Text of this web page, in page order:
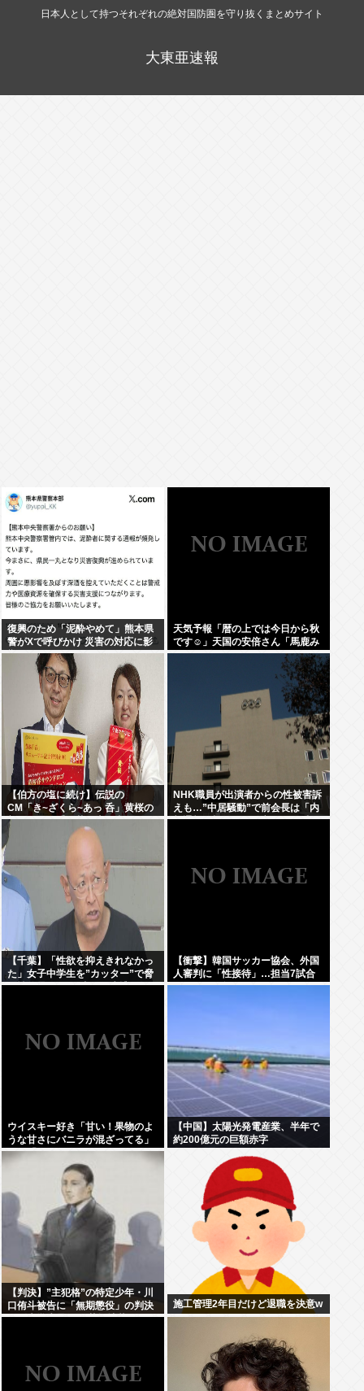
日本人として持つそれぞれの絶対国防圏を守り抜くまとめサイト
大東亜速報
復興のため「泥酔やめて」熊本県
警がXで呼びかけ 災害の対応に影
響
天気予報「暦の上では今日から秋
です☺」天国の安倍さん「馬鹿み
たいな暦だな」
【伯方の塩に続け】伝説の
CM「き~ざくら~あっ 呑」黄桜の
新たな歌い手公募に志願者殺到
NHK職員が出演者からの性被害訴
えも…”中居騒動”で前会長は「内
部通報一切ない」発言との矛盾を
【千葉】「性欲を抑えきれなかっ
た」女子中学生を”カッター”で脅
し性的暴行か 56歳の男逮捕 2人に
【衝撃】韓国サッカー協会、外国
人審判に「性接待」…担当7試合
はまさかの無敗
ウイスキー好き「甘い！果物のよ
うな甘さにバニラが混ざってる」
わい「はぇー飲んでみるか」
【中国】太陽光発電産業、半年で
約200億元の巨額赤字
【判決】”主犯格”の特定少年・川
口侑斗被告に「無期懲役」の判決
江別大学生暴行死 札幌地裁
施工管理2年目だけど退職を決意w